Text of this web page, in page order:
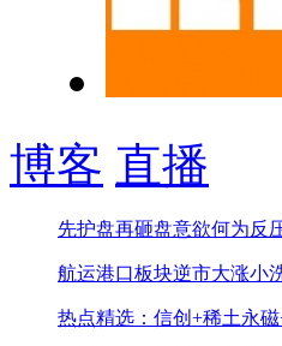
博客 直播
先护盘再砸盘意欲何为反
航运港口板块逆市大涨小
热点精选：信创+稀土永